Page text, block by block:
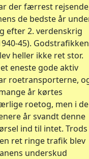
der færrest
de bedste år
efter 2. verdenskrig
45). Godstrafikken
heller ikke ret stor.
eneste gode aktiv
roetransporterne,
år kørtes
roetog, men i de
år svandt denne
ind til intet. Trods
ret ringe trafik blev
underskud